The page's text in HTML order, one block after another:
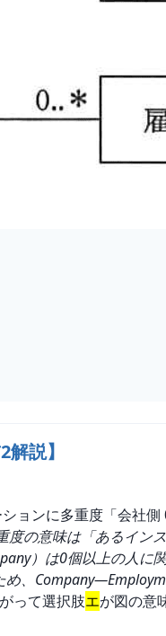
説】
ョンに多重度「会社側
度の意味は「あるイ
）は0個以上の人
、
って選択肢エが図の意